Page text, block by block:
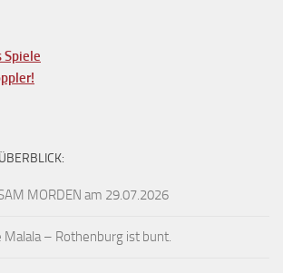
Spiele
MORDEN am 29.07.2026
Malala – Rothenburg ist bunt.